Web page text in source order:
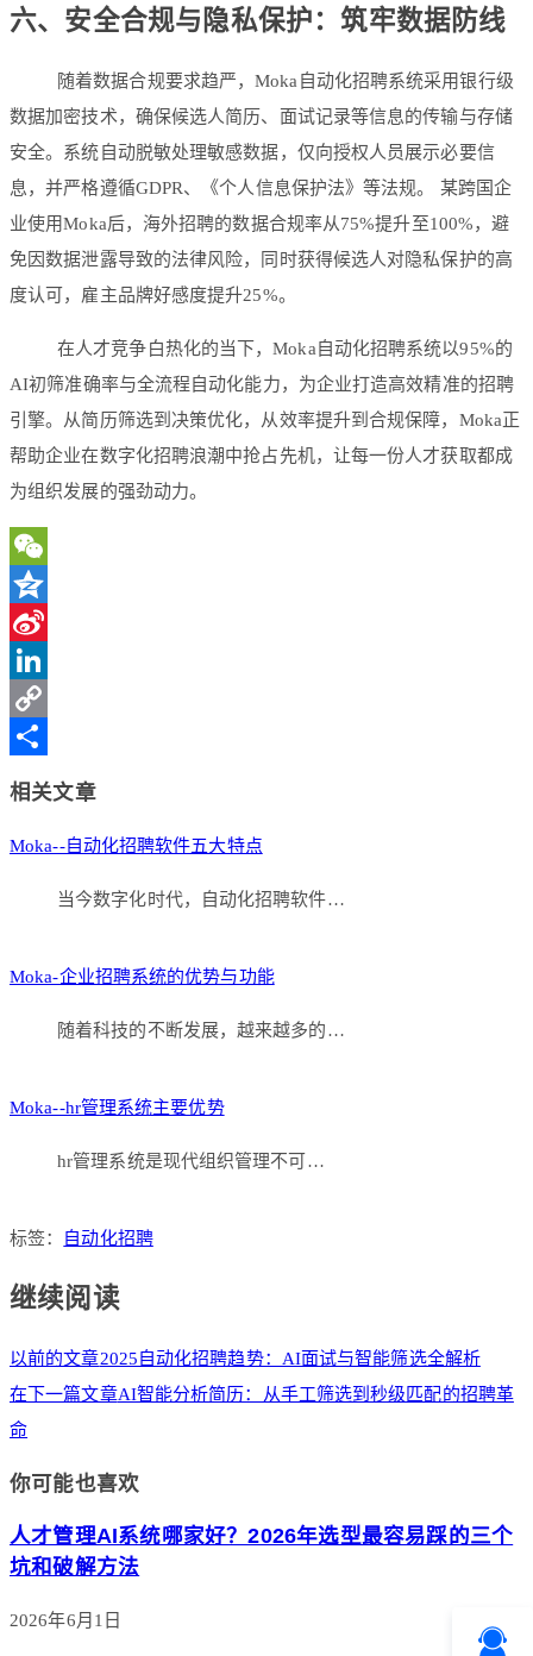
六、安全合规与隐私保护：筑牢数据防线
随着数据合规要求趋严，Moka自动化招聘系统采用银行级
数据加密技术，确保候选人简历、面试记录等信息的传输与存储
安全。系统自动脱敏处理敏感数据，仅向授权人员展示必要信
息，并严格遵循GDPR、《个人信息保护法》等法规。 某跨国企
业使用Moka后，海外招聘的数据合规率从75%提升至100%，避
免因数据泄露导致的法律风险，同时获得候选人对隐私保护的高
度认可，雇主品牌好感度提升25%。
在人才竞争白热化的当下，Moka自动化招聘系统以95%的
AI初筛准确率与全流程自动化能力，为企业打造高效精准的招聘
引擎。从简历筛选到决策优化，从效率提升到合规保障，Moka正
帮助企业在数字化招聘浪潮中抢占先机，让每一份人才获取都成
为组织发展的强劲动力。
WeChat
Qzone
Sina
Weibo
LinkedIn
Copy
相关文章
Moka--自动化招聘软件五大特点
当今数字化时代，自动化招聘软件…
Moka-企业招聘系统的优势与功能
随着科技的不断发展，越来越多的…
Moka--hr管理系统主要优势
hr管理系统是现代组织管理不可…
标签： 自动化招聘
继续阅读
以前的文章2025自动化招聘趋势：AI面试与智能筛选全解析
在下一篇文章AI智能分析简历：从手工筛选到秒级匹配的招聘革
命
你可能也喜欢
人才管理AI系统哪家好？2026年选型最容易踩的三个
坑和破解方法
2026年6月1日